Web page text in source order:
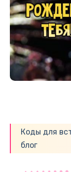
Коды для
блог